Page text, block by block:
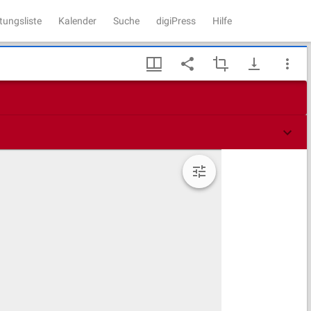
Kalender Suche digiPress Hilfe